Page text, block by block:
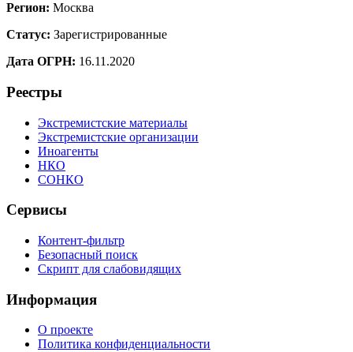
Регион: Москва
Статус: Зарегистрированные
Дата ОГРН: 16.11.2020
Реестры
Экстремистские материалы
Экстремистские организации
Иноагенты
НКО
СОНКО
Сервисы
Контент-фильтр
Безопасный поиск
Скрипт для слабовидящих
Информация
О проекте
Политика конфиденциальности